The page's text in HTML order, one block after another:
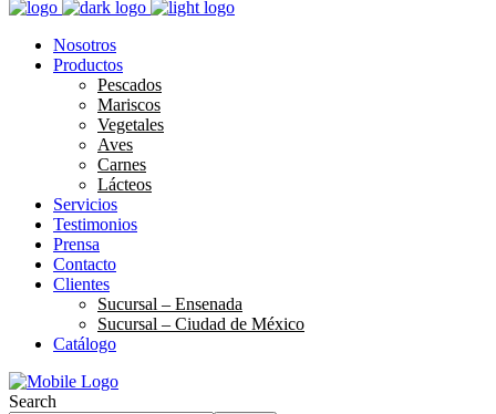
Nosotros
Productos
Pescados
Mariscos
Vegetales
Aves
Carnes
Lácteos
Servicios
Testimonios
Prensa
Contacto
Clientes
Sucursal – Ensenada
Sucursal – Ciudad de México
Catálogo
Search